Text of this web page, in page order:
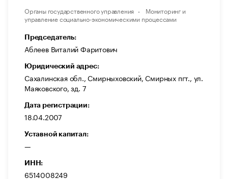
Органы государственного управления
Мониторинг и
управление социально-экономическими процессами
Председатель:
Аблеев Виталий Фаритович
Юридический адрес:
Сахалинская обл., Смирныховский, Смирных пгт., ул.
Маяковского, зд. 7
Дата регистрации:
18.04.2007
Уставной капитал:
—
ИНН:
6514008249